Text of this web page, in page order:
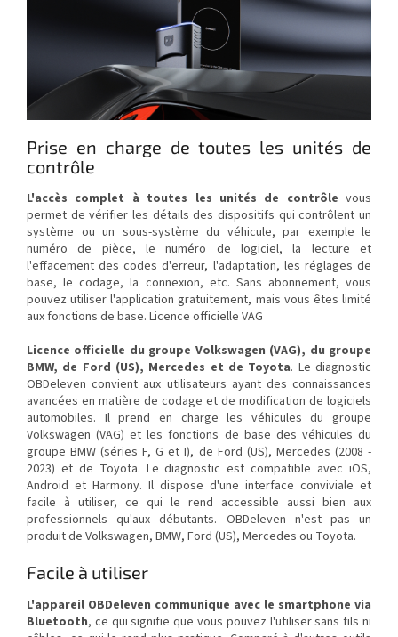
Prise en charge de toutes les unités de
contrôle
L'accès complet à toutes les unités de contrôle vous
permet de vérifier les détails des dispositifs qui contrôlent un
système ou un sous-système du véhicule, par exemple le
numéro de pièce, le numéro de logiciel, la lecture et
l'effacement des codes d'erreur, l'adaptation, les réglages de
base, le codage, la connexion, etc. Sans abonnement, vous
pouvez utiliser l'application gratuitement, mais vous êtes limité
aux fonctions de base. Licence officielle VAG
Licence officielle du groupe Volkswagen (VAG), du groupe
BMW, de Ford (US), Mercedes et de Toyota. Le diagnostic
OBDeleven convient aux utilisateurs ayant des connaissances
avancées en matière de codage et de modification de logiciels
automobiles. Il prend en charge les véhicules du groupe
Volkswagen (VAG) et les fonctions de base des véhicules du
groupe BMW (séries F, G et I), de Ford (US), Mercedes (2008 -
2023) et de Toyota. Le diagnostic est compatible avec iOS,
Android et Harmony. Il dispose d'une interface conviviale et
facile à utiliser, ce qui le rend accessible aussi bien aux
professionnels qu'aux débutants. OBDeleven n'est pas un
produit de Volkswagen, BMW, Ford (US), Mercedes ou Toyota.
Facile à utiliser
L'appareil OBDeleven communique avec le smartphone via
Bluetooth, ce qui signifie que vous pouvez l'utiliser sans fils ni